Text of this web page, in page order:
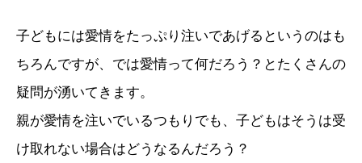
子どもには愛情をたっぷり注いであげるというのはも
ちろんですが、では愛情って何だろう？とたくさんの
疑問が湧いてきます。
親が愛情を注いでいるつもりでも、子どもはそうは受
け取れない場合はどうなるんだろう？